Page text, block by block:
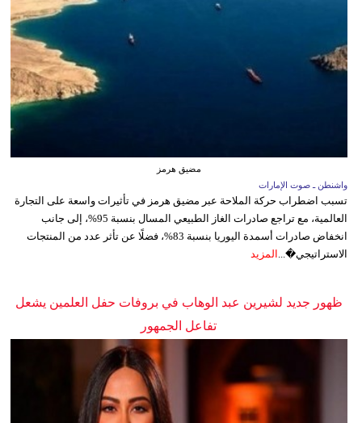
مضيق هرمز
واشنطن ـ صوت الإمارات
تسبب اضطراب حركة الملاحة عبر مضيق هرمز في تأثيرات واسعة على التجارة
العالمية، مع تراجع صادرات الغاز الطبيعي المسال بنسبة 95%، إلى جانب
انخفاض صادرات أسمدة اليوريا بنسبة 83%، فضلًا عن تأثر عدد من المنتجات
الاستراتيجي�... المزيد
ظهور جديد لشيرين عبد الوهاب في بروفات حفل العلمين يشعل
تفاعل الجمهور